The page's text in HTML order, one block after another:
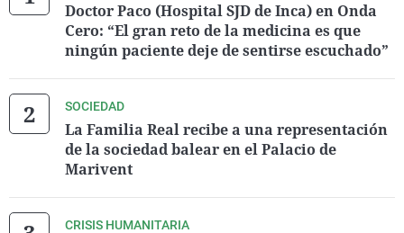
Doctor Paco (Hospital SJD de Inca) en Onda
Cero: “El gran reto de la medicina es que
ningún paciente deje de sentirse escuchado”
SOCIEDAD
La Familia Real recibe a una representación
de la sociedad balear en el Palacio de
Marivent
CRISIS HUMANITARIA